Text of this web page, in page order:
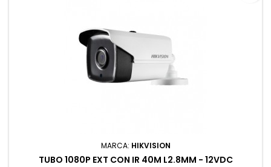
MARCA: HIKVISION
TUBO 1080P EXT CON IR 40M L2.8MM - 12VDC